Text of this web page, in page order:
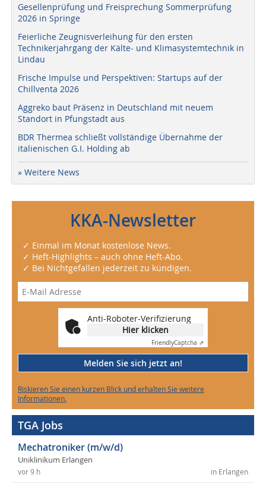
Gesellenprüfung und Freisprechung Sommerprüfung
2026 in Springe
Feierliche Zeugnisverleihung für den ersten
Technikerjahrgang der Kälte- und Klimasystemtechnik in
Lindau
Frische Impulse und Perspektiven: Startups auf der
Chillventa 2026
Aggreko baut Präsenz in Deutschland mit neuem
Standort in Pfungstadt aus
BDR Thermea schließt vollständige Übernahme der
italienischen G.I. Holding ab
» Weitere News
KKA-Newsletter
✓ Einmal im Monat kostenlose News.
✓ Heft-Highlights – auch ohne Heft-Abo.
✓ Bei Nichtgefallen jederzeit zu kündigen.
Anti-Roboter-Verifizierung
Hier klicken
FriendlyCaptcha ⇗
Melden Sie sich jetzt an!
Riskieren Sie einen kurzen Blick und erhalten Sie weitere
Informationen.
TGA Jobs
Mechatroniker (m/w/d)
Uniklinikum Erlangen
in Erlangen
vor 9 h